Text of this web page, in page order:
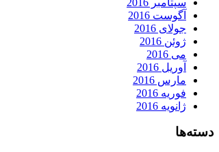
آگوست 2016
جولای 2016
ژوئن 2016
می 2016
آوریل 2016
مارس 2016
فوریه 2016
ژانویه 2016
دسته‌ها